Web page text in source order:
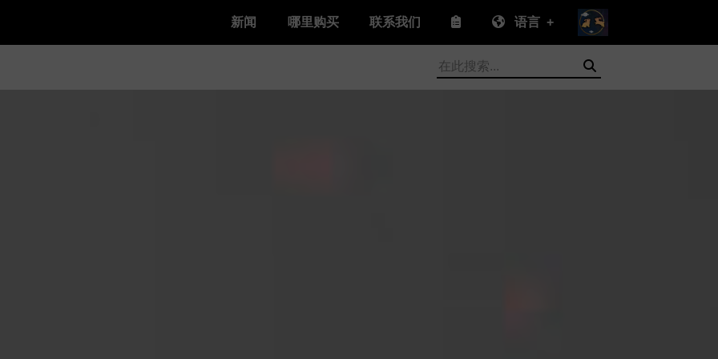
新闻 哪里购买 联系我们 语言